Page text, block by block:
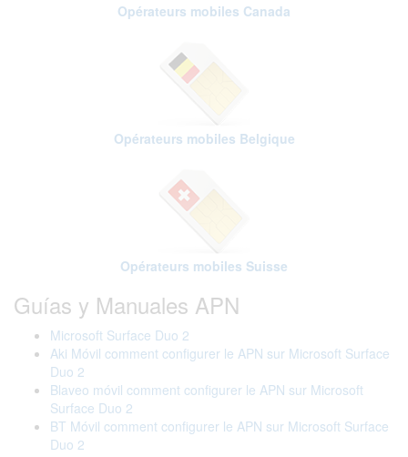
Opérateurs mobiles Canada
Opérateurs mobiles Belgique
Opérateurs mobiles Suisse
Guías y Manuales APN
Microsoft Surface Duo 2
Aki Móvil comment configurer le APN sur Microsoft Surface
Duo 2
Blaveo móvil comment configurer le APN sur Microsoft
Surface Duo 2
BT Móvil comment configurer le APN sur Microsoft Surface
Duo 2